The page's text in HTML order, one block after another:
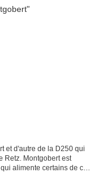
et d'autre de la D250 qui
Retz. Montgobert est
alimente certains de ces